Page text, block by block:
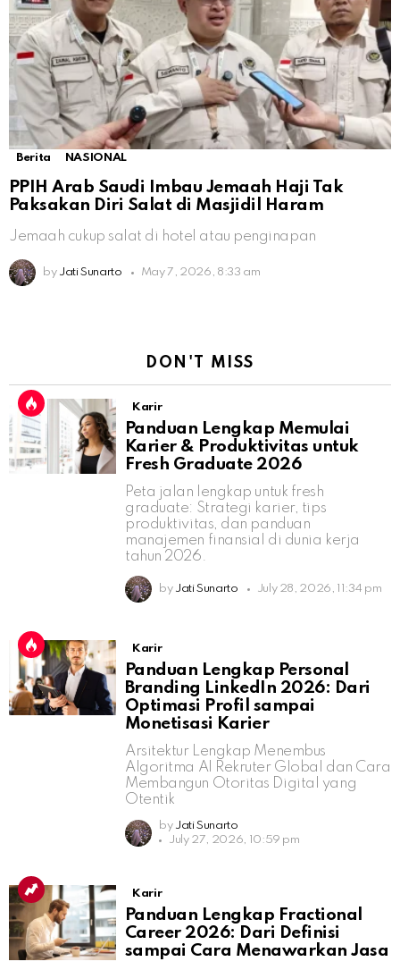
Berita NASIONAL
PPIH Arab Saudi Imbau Jemaah Haji Tak
Paksakan Diri Salat di Masjidil Haram
Jemaah cukup salat di hotel atau penginapan
by Jati Sunarto May 7, 2026, 8:33 am
DON'T MISS
Karir
Panduan Lengkap Memulai
Karier & Produktivitas untuk
Fresh Graduate 2026
Peta jalan lengkap untuk fresh
graduate: Strategi karier, tips
produktivitas, dan panduan
manajemen finansial di dunia kerja
tahun 2026.
by Jati Sunarto July 28, 2026, 11:34 pm
Karir
Panduan Lengkap Personal
Branding LinkedIn 2026: Dari
Optimasi Profil sampai
Monetisasi Karier
Arsitektur Lengkap Menembus
Algoritma AI Rekruter Global dan Cara
Membangun Otoritas Digital yang
Otentik
by Jati Sunarto
July 27, 2026, 10:59 pm
Karir
Panduan Lengkap Fractional
Career 2026: Dari Definisi
sampai Cara Menawarkan Jasa